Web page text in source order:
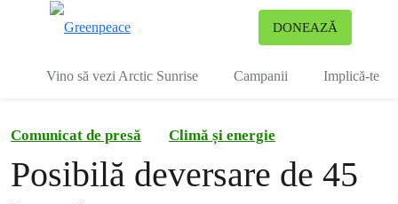
DONEAZĂ
Vino să vezi Arctic Sunrise Campanii Implică-te
Comunicat de presă Climă și energie
Posibilă deversare de 45